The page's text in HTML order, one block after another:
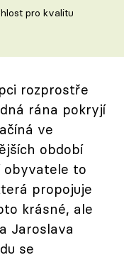
pro kvalitu
rozprostře
rána pokryjí
ve
období
obyvatele to
propojuje
krásné, ale
Jaroslava
se